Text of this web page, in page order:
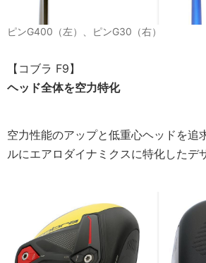
ピンG400（左）、ピンG30（右）
【コブラ F9】
ヘッド全体を空力特化
空力性能のアップと低重心ヘッドを追
ルにエアロダイナミクスに特化したデ